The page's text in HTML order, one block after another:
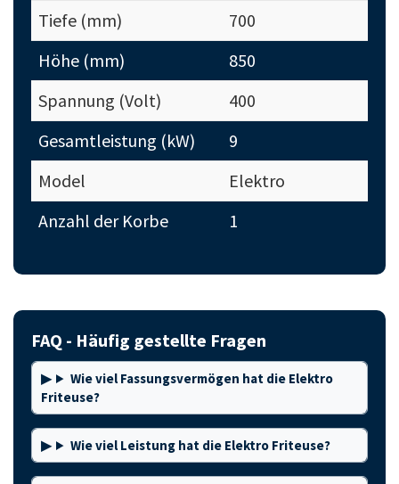
Tiefe (mm)
700
Höhe (mm)
850
Spannung (Volt)
400
Gesamtleistung (kW)
9
Model
Elektro
Anzahl der Korbe
1
FAQ - Häufig gestellte Fragen
Wie viel Fassungsvermögen hat die Elektro
Friteuse?
Wie viel Leistung hat die Elektro Friteuse?